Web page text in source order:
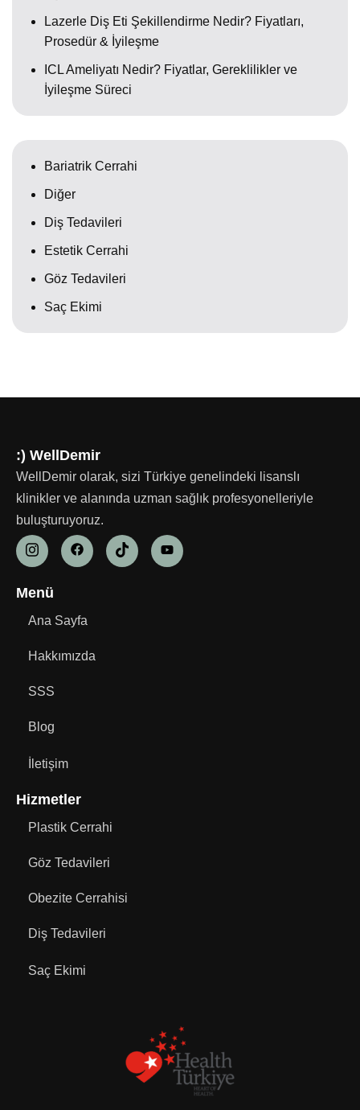
Lazerle Diş Eti Şekillendirme Nedir? Fiyatları,
Prosedür & İyileşme
ICL Ameliyatı Nedir? Fiyatlar, Gereklilikler ve
İyileşme Süreci
Bariatrik Cerrahi
Diğer
Diş Tedavileri
Estetik Cerrahi
Göz Tedavileri
Saç Ekimi
:) WellDemir
WellDemir olarak, sizi Türkiye genelindeki lisanslı
klinikler ve alanında uzman sağlık profesyonelleriyle
buluşturuyoruz.
Menü
Ana Sayfa
Hakkımızda
SSS
Blog
İletişim
Hizmetler
Plastik Cerrahi
Göz Tedavileri
Obezite Cerrahisi
Diş Tedavileri
Saç Ekimi